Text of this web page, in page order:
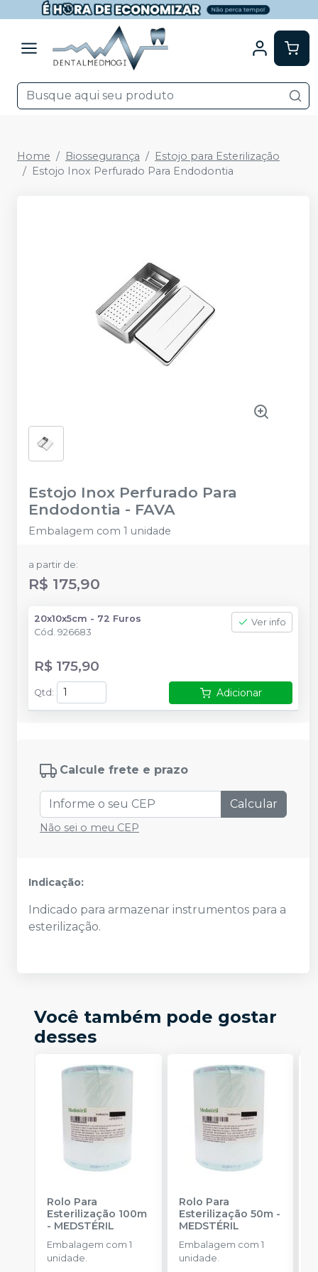
Home Biossegurança
Estojo para Esterilização
Estojo Inox Perfurado Para Endodontia
Estojo Inox Perfurado Para
Endodontia - FAVA
Embalagem com 1 unidade
a partir de:
R$ 175,90
20x10x5cm - 72 Furos
Cód. 926683
Ver info
R$ 175,90
Qtd : Adicionar
Calcule frete e prazo
Calcular
Não sei o meu CEP
Indicação:
Indicado para armazenar instrumentos para a
esterilização.
Você também pode gostar
desses
Rolo Para
Esterilização 100m
- MEDSTÉRIL
Embalagem com 1
unidade.
Rolo Para
Esterilização 50m-
MEDSTÉRIL
Embalagem com 1
unidade.